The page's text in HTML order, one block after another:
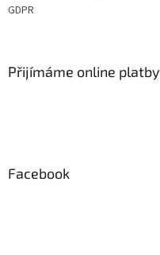
GDPR
Přijímáme online platby
Facebook